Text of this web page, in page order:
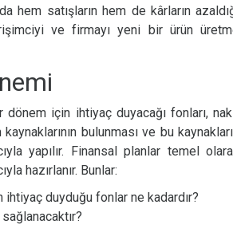
hem satışların hem de kârların
ve firmayı yeni bir ürün
için ihtiyaç duyacağı fonları,
bulunması ve bu
yapılır. Finansal planlar temel
hazırlanır. Bunlar:
duyduğu fonlar ne kadardır?